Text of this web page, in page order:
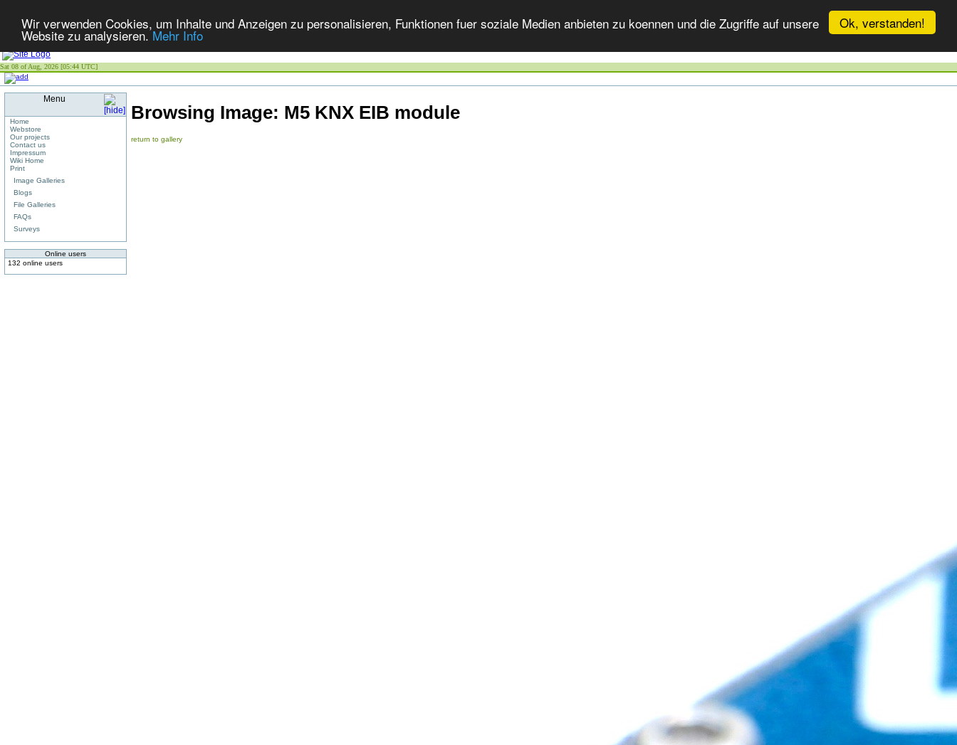
Ok, verstanden!
Wir verwenden Cookies, um Inhalte und Anzeigen zu personalisieren, Funktionen fuer soziale Medien anbieten zu koennen und die Zugriffe auf unsere
Website zu analysieren.Mehr Info
Sat 08 of Aug, 2026 [05:44 UTC]
Menu
Home
Webstore
Our projects
Contact us
Impressum
Wiki Home
Print
Image Galleries
Blogs
File Galleries
FAQs
Surveys
Online users
132 online users
Browsing Image: M5 KNX EIB module
return to gallery